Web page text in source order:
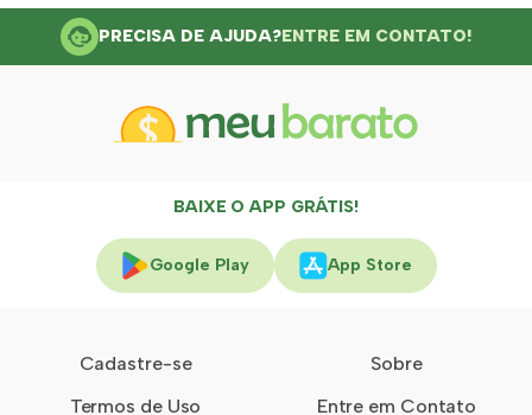
PRECISA DE AJUDA?ENTRE EM CONTATO!
BAIXE O APP GRÁTIS!
Google Play App Store
Cadastre-se
Sobre
Termos de Uso
Entre em Contato